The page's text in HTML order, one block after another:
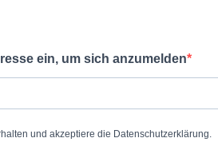
ein, um sich anzumelden
und akzeptiere die Datenschutzerklärung.